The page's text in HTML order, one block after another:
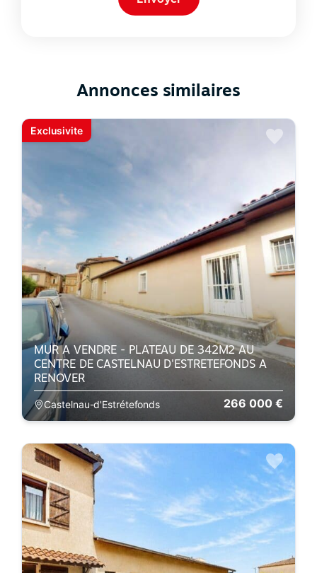
Annonces similaires
Exclusivite
266 000 €
MUR A VENDRE - PLATEAU DE 342M2 AU
CENTRE DE CASTELNAU D'ESTRETEFONDS A
RENOVER
Castelnau-d'Estrétefonds